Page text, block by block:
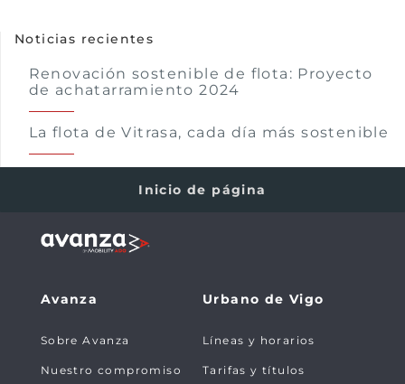
Noticias recientes
Renovación sostenible de flota: Proyecto
de achatarramiento 2024
La flota de Vitrasa, cada día más sostenible
Inicio de página
Avanza
Sobre Avanza
Nuestro compromiso
Urbano de Vigo
Líneas y horarios
Tarifas y títulos